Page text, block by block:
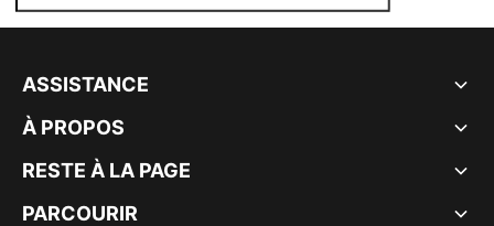
ASSISTANCE
À PROPOS
RESTE À LA PAGE
PARCOURIR